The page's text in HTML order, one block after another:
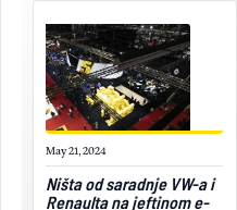
May 21, 2024
Ništa od saradnje VW-a i
Renaulta na jeftinom e-